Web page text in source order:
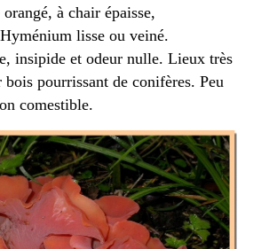
à chair épaisse,
lisse ou veiné.
insipide et odeur nulle. Lieux très
bois pourrissant de conifères. Peu
comestible.